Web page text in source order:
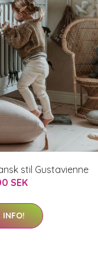
stil Gustavienne
SEK
INFO!